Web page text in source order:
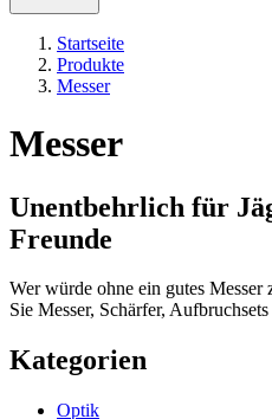
Startseite
Produkte
Messer
Messer
Unentbehrlich für
Freunde
Wer würde ohne ein gutes
Sie Messer, Schärfer,
Kategorien
Optik